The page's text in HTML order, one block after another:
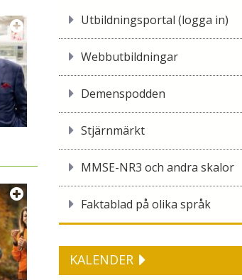
Utbildningsportal (logga in)
Webbutbildningar
Demenspodden
Stjärnmärkt
MMSE-NR3 och andra skalor
Faktablad på olika språk
KALENDER